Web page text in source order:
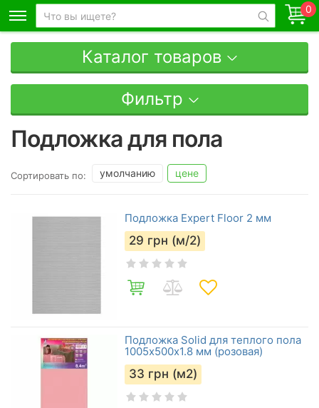
0
Каталог товаров
Фильтр
Подложка для пола
Сортировать по: умолчанию цене
Подложка Expert Floor 2 мм
29 грн (м/2)
Подложка Solid для теплого пола
1005х500х1.8 мм (розовая)
33 грн (м2)